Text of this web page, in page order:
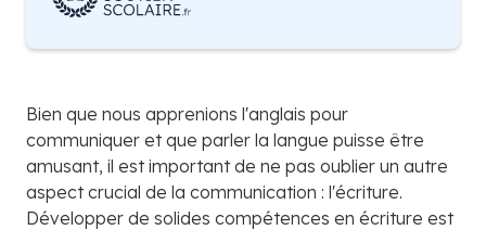
Bien que nous apprenions l'anglais pour
communiquer et que parler la langue puisse être
amusant, il est important de ne pas oublier un autre
aspect crucial de la communication : l'écriture.
Développer de solides compétences en écriture est